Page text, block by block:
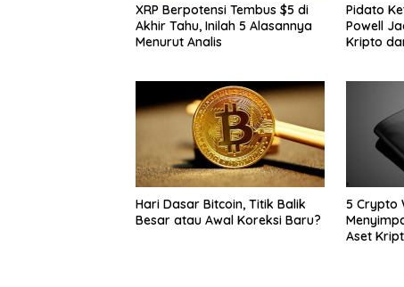
XRP Berpotensi Tembus $5 di
Akhir Tahu, Inilah 5 Alasannya
Menurut Analis
Pidato
Powell
Kripto
Hari Dasar Bitcoin, Titik Balik
Besar atau Awal Koreksi Baru?
5 Crypto
Aset